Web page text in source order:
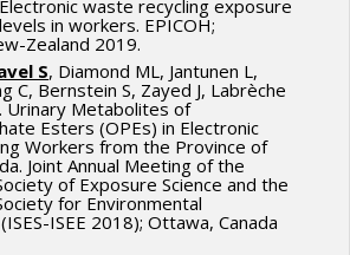
Electronic waste recycling exposure
in workers. EPICOH;
Zealand 2019.
S, Diamond ML, Jantunen L,
C, Bernstein S, Zayed J, Labrèche
Urinary Metabolites of
Esters (OPEs) in Electronic
Workers from the Province of
Joint Annual Meeting of the
of Exposure Science and the
for Environmental
ISEE 2018); Ottawa, Canada